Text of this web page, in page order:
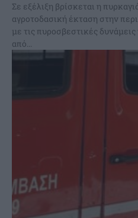
Σε εξέλιξη βρίσκεται η
αγροτοδασική έκταση στην
με τις πυροσβεστικές
από...